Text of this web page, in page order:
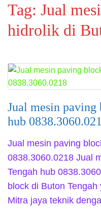
Tag: Jual
hidrolik di
Jual mesin
hub
Jual mesin paving
0838.3060.0218 Jual
Tengah hub
block di Buton
Mitra jaya teknik